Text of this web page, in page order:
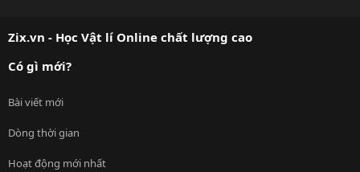
Zix.vn - Học Vật lí Online chất lượng cao
Có gì mới?
Bài viết mới
Dòng thời gian
Hoạt động mới nhất